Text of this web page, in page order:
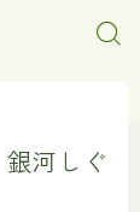
河しぐ